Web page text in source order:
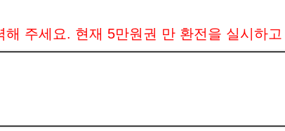
주세요. 현재 5만원권 만 환전을 실시하